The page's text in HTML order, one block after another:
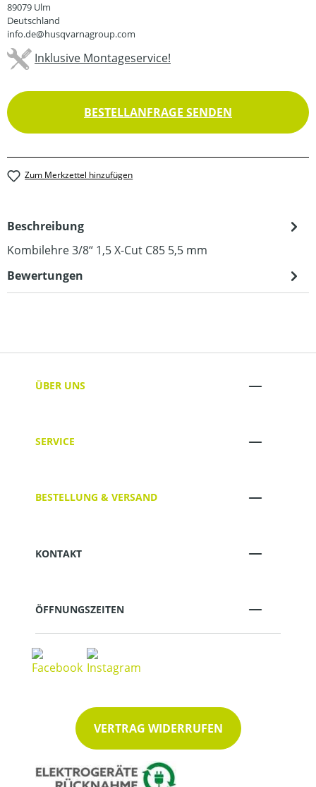
89079 Ulm
Deutschland
info.de@husqvarnagroup.com
Inklusive Montageservice!
BESTELLANFRAGE SENDEN
Zum Merkzettel hinzufügen
Beschreibung
Kombilehre 3/8“ 1,5 X-Cut C85 5,5 mm
Bewertungen
ÜBER UNS
SERVICE
BESTELLUNG & VERSAND
KONTAKT
ÖFFNUNGSZEITEN
VERTRAG WIDERRUFEN